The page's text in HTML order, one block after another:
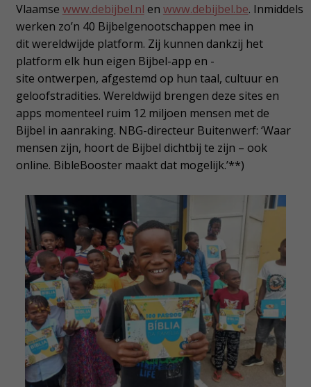
Vlaamse www.debijbel.nl en www.debijbel.be. Inmiddels
werken zo’n 40 Bijbelgenootschappen mee in
dit wereldwijde platform. Zij kunnen dankzij het
platform elk hun eigen Bijbel-app en -
site ontwerpen, afgestemd op hun taal, cultuur en
geloofstradities. Wereldwijd brengen deze sites en
apps momenteel ruim 12 miljoen mensen met de
Bijbel in aanraking. NBG-directeur Buitenwerf: ‘Waar
mensen zijn, hoort de Bijbel dichtbij te zijn – ook
online. BibleBooster maakt dat mogelijk.’**)